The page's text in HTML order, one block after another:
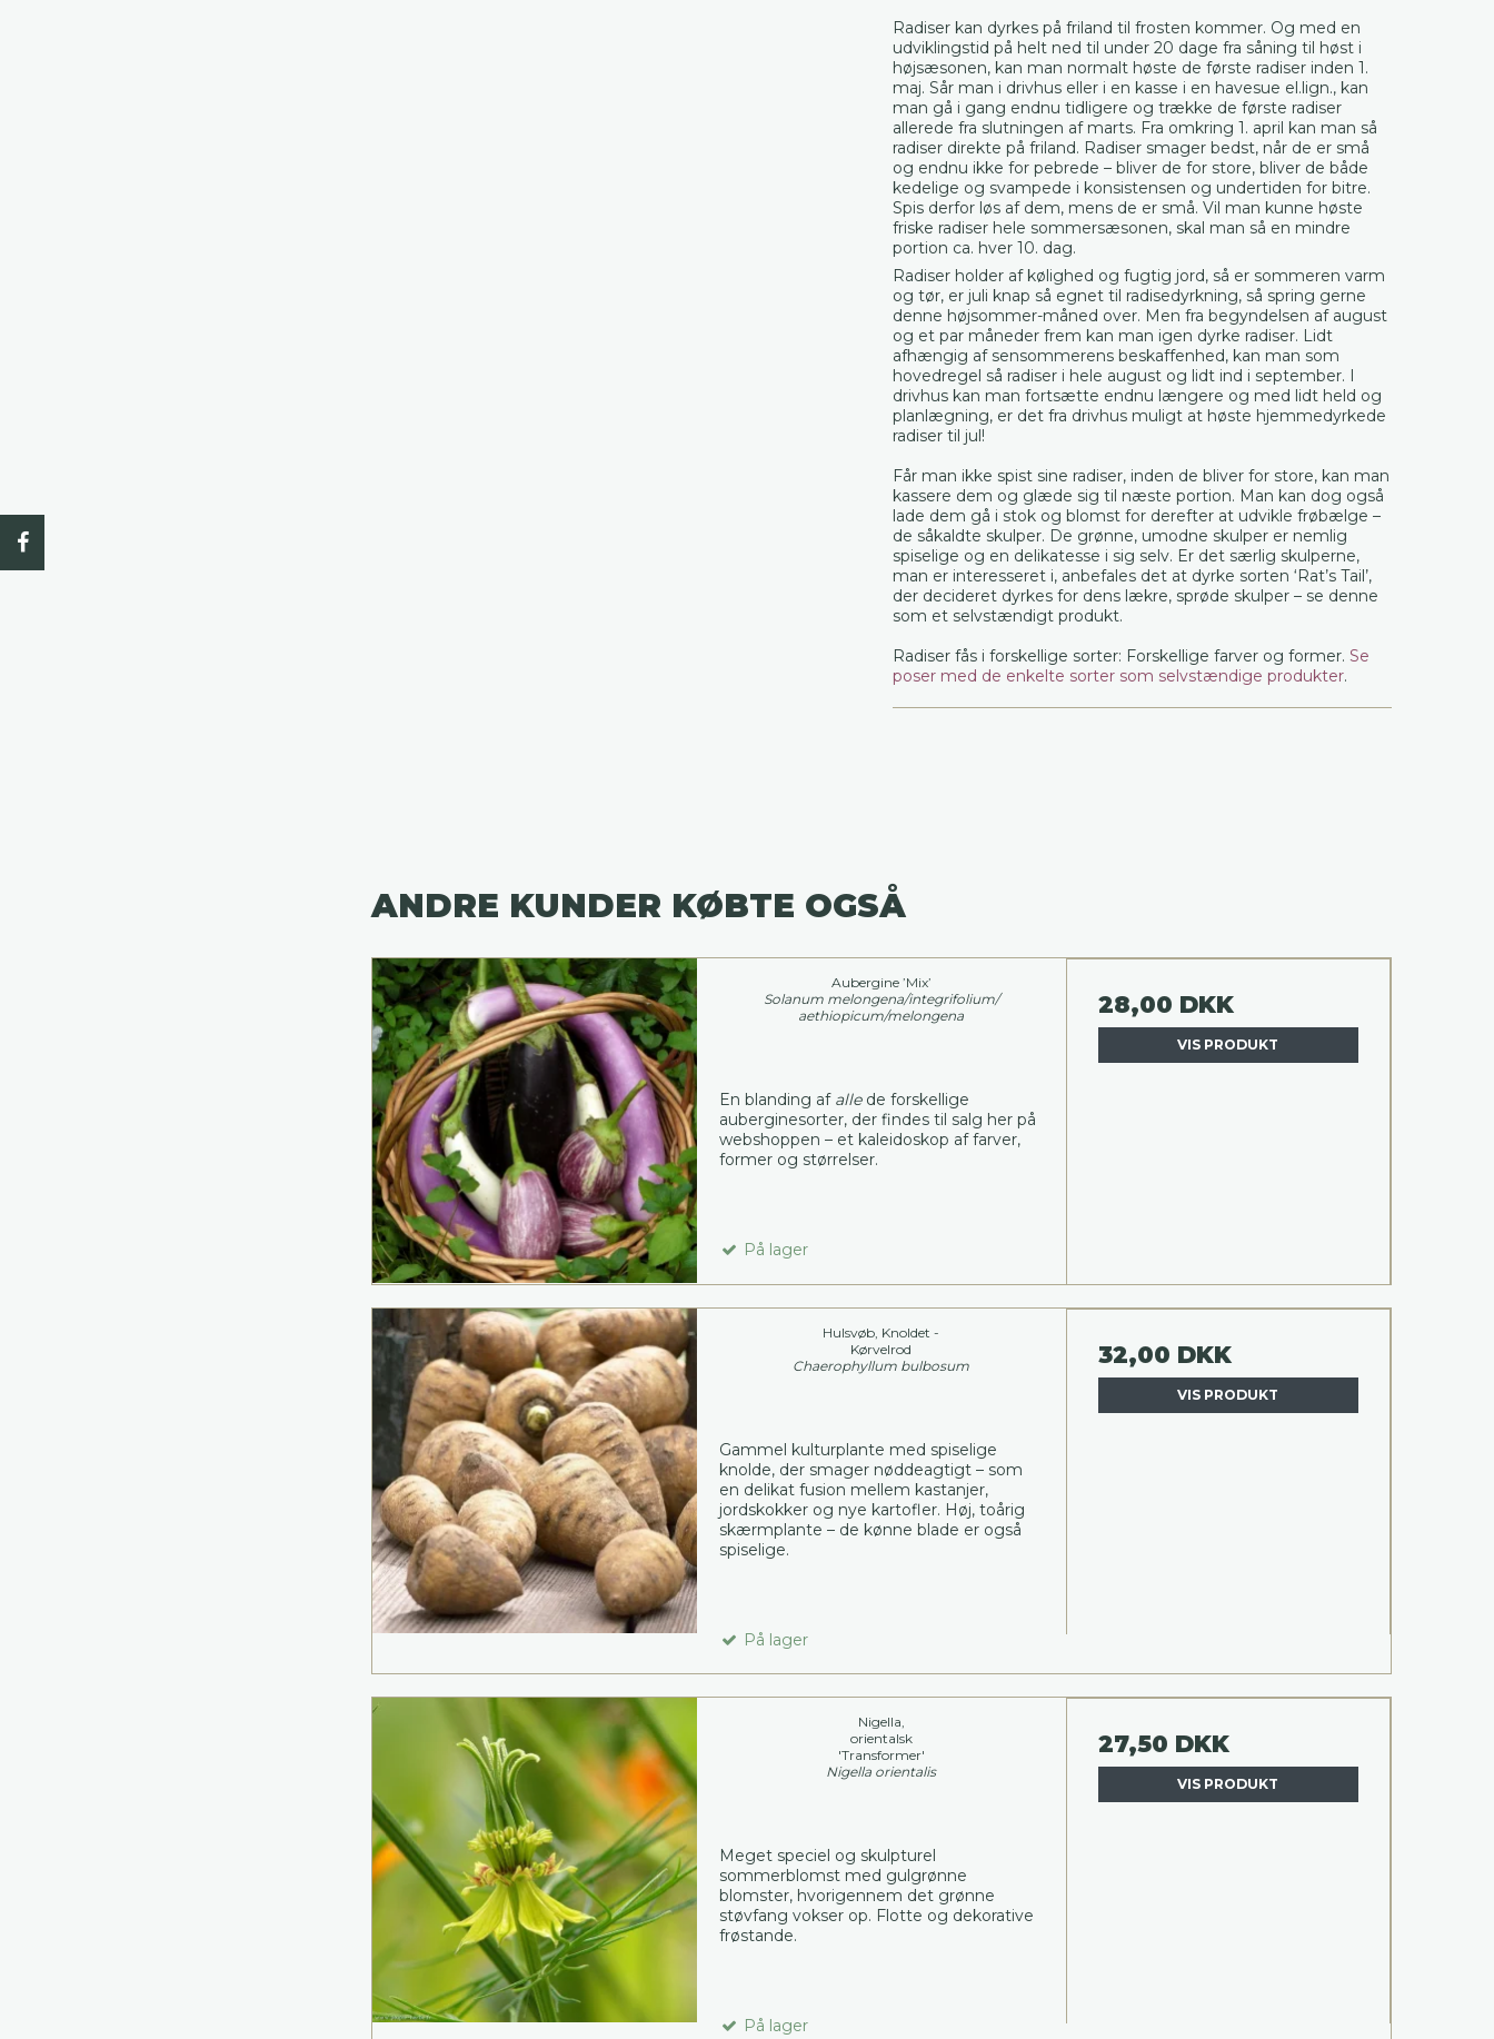
Radiser kan dyrkes på friland til frosten kommer. Og med en
udviklingstid på helt ned til under 20 dage fra såning til høst i
højsæsonen, kan man normalt høste de første radiser inden 1.
maj. Sår man i drivhus eller i en kasse i en havesue el.lign., kan
man gå i gang endnu tidligere og trække de første radiser
allerede fra slutningen af marts. Fra omkring 1. april kan man så
radiser direkte på friland. Radiser smager bedst, når de er små
og endnu ikke for pebrede – bliver de for store, bliver de både
kedelige og svampede i konsistensen og undertiden for bitre.
Spis derfor løs af dem, mens de er små. Vil man kunne høste
friske radiser hele sommersæsonen, skal man så en mindre
portion ca. hver 10. dag.
Radiser holder af kølighed og fugtig jord, så er sommeren varm
og tør, er juli knap så egnet til radisedyrkning, så spring gerne
denne højsommer-måned over. Men fra begyndelsen af august
og et par måneder frem kan man igen dyrke radiser. Lidt
afhængig af sensommerens beskaffenhed, kan man som
hovedregel så radiser i hele august og lidt ind i september. I
drivhus kan man fortsætte endnu længere og med lidt held og
planlægning, er det fra drivhus muligt at høste hjemmedyrkede
radiser til jul!
Får man ikke spist sine radiser, inden de bliver for store, kan man
kassere dem og glæde sig til næste portion. Man kan dog også
lade dem gå i stok og blomst for derefter at udvikle frøbælge –
de såkaldte skulper. De grønne, umodne skulper er nemlig
spiselige og en delikatesse i sig selv. Er det særlig skulperne,
man er interesseret i, anbefales det at dyrke sorten ‘Rat’s Tail’,
der decideret dyrkes for dens lækre, sprøde skulper – se denne
som et selvstændigt produkt.
Radiser fås i forskellige sorter: Forskellige farver og former. Se
poser med de enkelte sorter som selvstændige produkter.
ANDRE KUNDER KØBTE OGSÅ
Aubergine ’Mix’
Solanum melongena/integrifolium/
aethiopicum/melongena
En blanding af allede forskellige
auberginesorter, der findes til salg her på
webshoppen – et kaleidoskop af farver,
former og størrelser.
På lager
28,00 DKK
VIS PRODUKT
Hulsvøb, Knoldet -
Kørvelrod
Chaerophyllum bulbosum
Gammel kulturplante med spiselige
knolde, der smager nøddeagtigt – som
en delikat fusion mellem kastanjer,
jordskokker og nye kartofler. Høj, toårig
skærmplante – de kønne blade er også
spiselige.
På lager
32,00 DKK
VIS PRODUKT
Nigella,
orientalsk
'Transformer'
Nigella orientalis
Meget speciel og skulpturel
sommerblomst med gulgrønne
blomster, hvorigennem det grønne
støvfang vokser op. Flotte og dekorative
frøstande.
På lager
27,50 DKK
VIS PRODUKT